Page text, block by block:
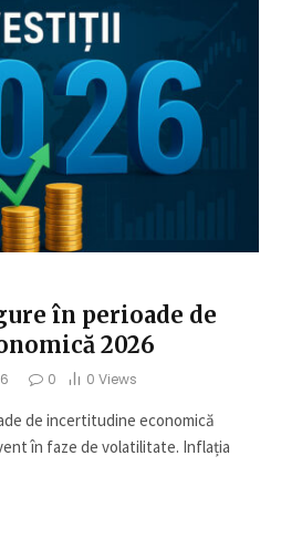
în perioade de
2026
0 0 Views
de incertitudine economică
în faze de volatilitate. Inflația